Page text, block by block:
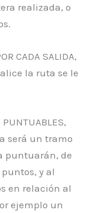
realizada, o
CADA SALIDA,
la ruta se le
será un tramo
puntuarán, de
y al
en relación al
ejemplo un